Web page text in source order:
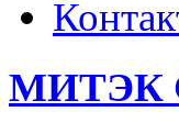
МИТЭК